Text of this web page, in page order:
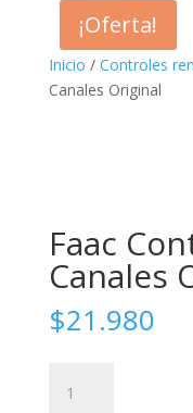
Inicio / Controles
Canales Original
Faac
Canales
$21.980
Control
¡Oferta!